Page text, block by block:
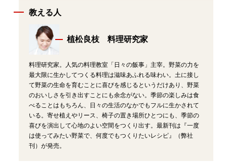
教える人
植松良枝 料理研究家
料理研究家。人気の料理教室「日々の飯事」主宰。野菜の力を
最大限に生かしてつくる料理は滋味あふれる味わい。土に接し
て野菜の生命を育むことに喜びを感じるというだけあり、野菜
のおいしさを引き出すことにも余念がない。季節の楽しみは食
べることはもちろん、日々の生活のなかでもフルに生かされて
いる。寄せ植えやリース、椅子の置き場所ひとつにも、季節の
喜びを演出して心地のよい空間をつくり出す。最新刊は『一度
は使ってみたい野菜で、何度でもつくりたいレシピ』（弊社
刊）が発売。